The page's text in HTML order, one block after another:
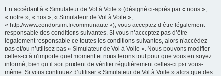
En accédant à « Simulateur de Vol à Voile » (désigné ci-après par « nous »,
« notre », « nos », « Simulateur de Vol à Voile »,
« http://www.condorsim.fr/communaute »), vous acceptez d’être légalement
responsable des conditions suivantes. Si vous n’acceptez pas d’être
légalement responsable de toutes les conditions suivantes, alors n’accédez
pas et/ou n’utilisez pas « Simulateur de Vol à Voile ». Nous pouvons modifier
celles-ci à n’importe quel moment et nous ferons tout pour que vous en soyez
informé, bien qu’il soit prudent de vérifier régulièrement celles-ci par vous-
même. Si vous continuez d’utiliser « Simulateur de Vol à Voile » alors que des